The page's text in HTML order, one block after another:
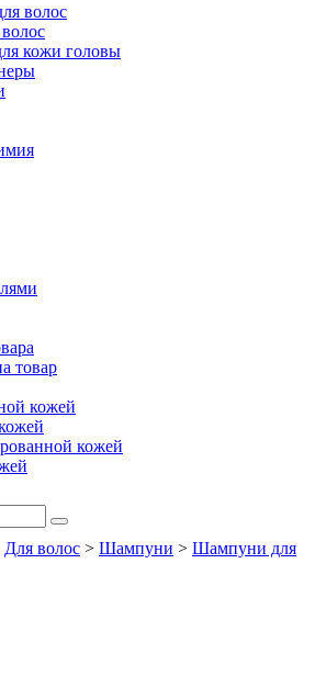
волос
кожи головы
товар
кожей
кожей
Для волос > Шампуни > Шампуни для